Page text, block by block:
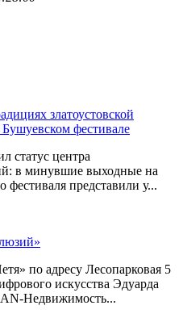
златоустовской
фестивале
статус центра
в минувшие выходные на
представили у...
по адресу Лесопарковая 5
искусства Эдуарда
Недвижимость...